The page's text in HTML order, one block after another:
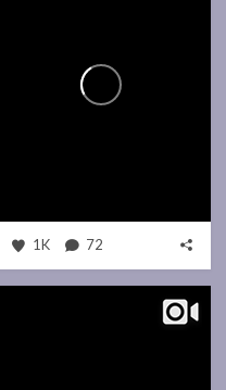
1K 72